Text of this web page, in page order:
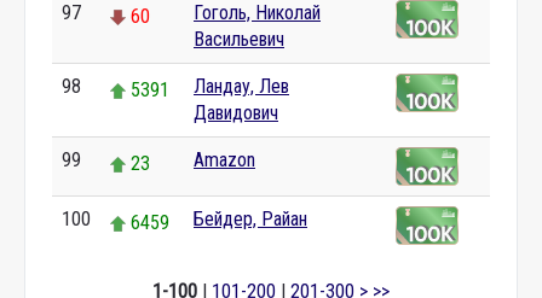
97 60
Гоголь, Николай
Васильевич
98 5391
Ландау, Лев
Давидович
99 23 Amazon
100 6459 Бейдер, Райан
1-100 | 101-200 | 201-300 > >>